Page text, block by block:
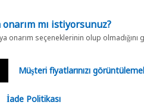
mı istiyorsunuz?
onarım seçeneklerinin olup olmadığını
Müşteri fiyatlarınızı
İade Politikası